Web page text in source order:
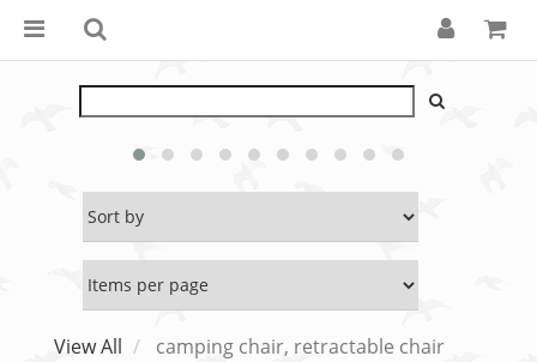
View All camping chair, retractable chair